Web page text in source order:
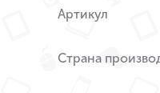
Артикул
Страна